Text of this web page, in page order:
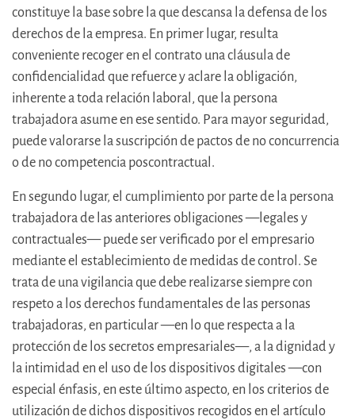
constituye la base sobre la que descansa la defensa de los
derechos de la empresa. En primer lugar, resulta
conveniente recoger en el contrato una cláusula de
confidencialidad que refuerce y aclare la obligación,
inherente a toda relación laboral, que la persona
trabajadora asume en ese sentido. Para mayor seguridad,
puede valorarse la suscripción de pactos de no concurrencia
o de no competencia poscontractual.
En segundo lugar, el cumplimiento por parte de la persona
trabajadora de las anteriores obligaciones —‍legales y
contractuales— puede ser verificado por el empresario
mediante el establecimiento de medidas de control. Se
trata de una vigilancia que debe realizarse siempre con
respeto a los derechos fundamentales de las personas
trabajadoras, en particular —en lo que respecta a la
protección de los secretos empresariales—, a la dignidad y
la intimidad en el uso de los dispositivos digitales —con
especial énfasis, en este último aspecto, en los criterios de
utilización de dichos dispositivos recogidos en el artículo